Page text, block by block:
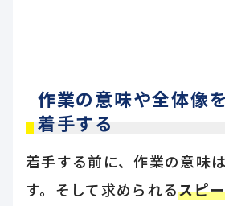
作業の意味や全体像
着手する
着手する前に、作業の意味
す。そして求められるスピ